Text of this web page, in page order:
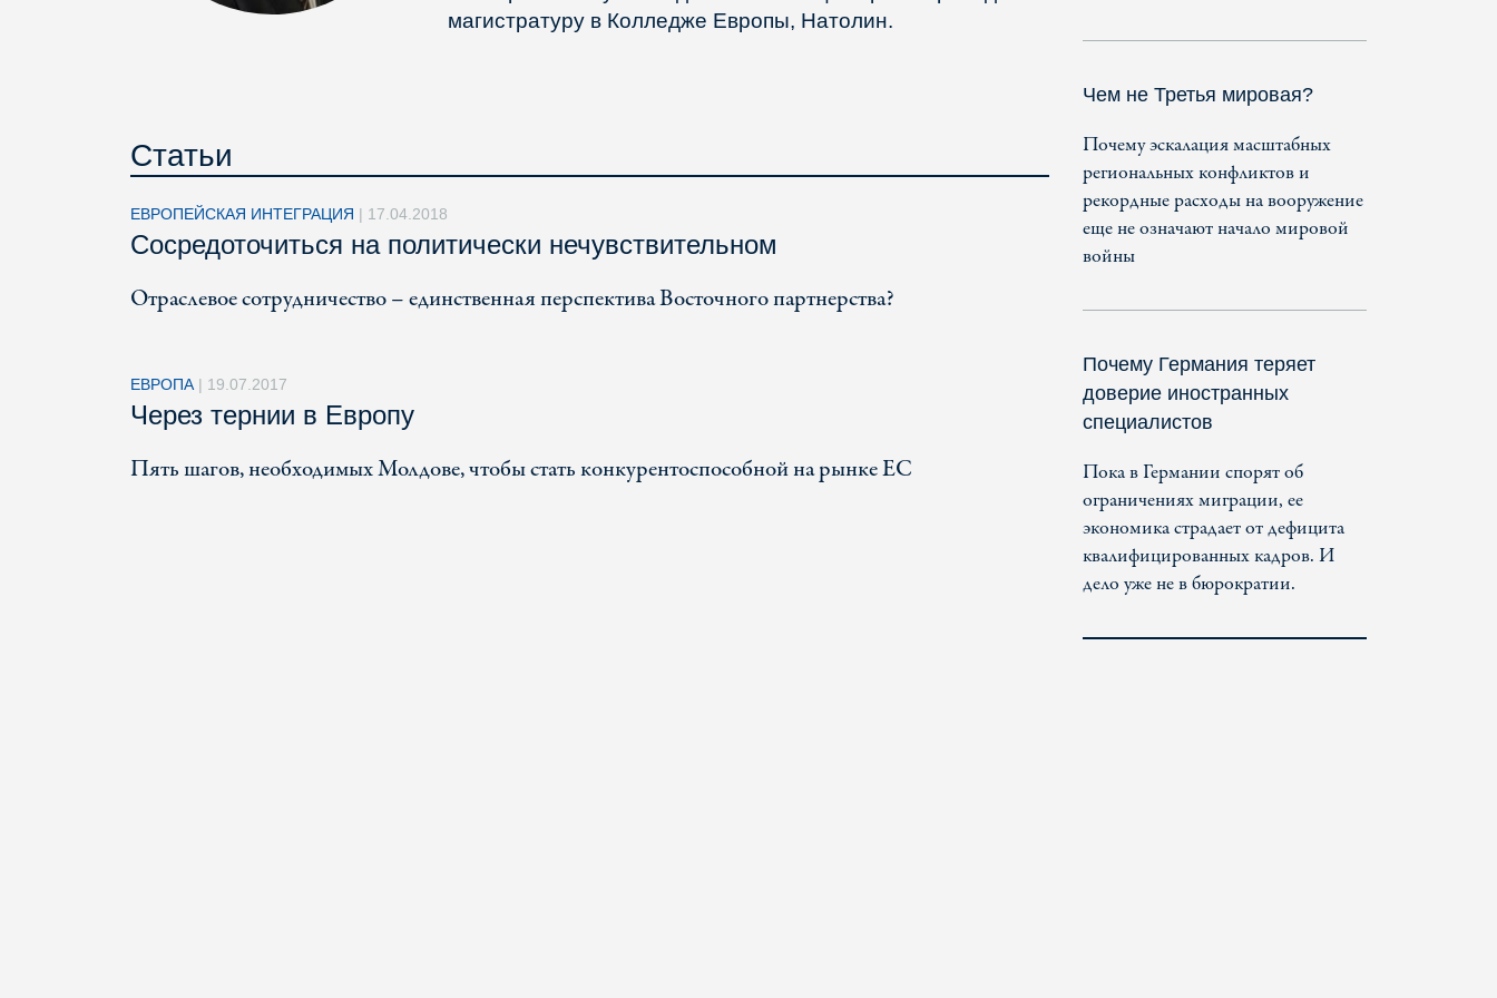
магистратуру в Колледже Европы, Натолин.
Статьи
ЕВРОПЕЙСКАЯ ИНТЕГРАЦИЯ | 17.04.2018
Сосредоточиться на политически нечувствительном
Отраслевое сотрудничество – единственная перспектива Восточного партнерства?
ЕВРОПА | 19.07.2017
Через тернии в Европу
Пять шагов, необходимых Молдове, чтобы стать конкурентоспособной на рынке ЕС
Чем не Третья мировая?
Почему эскалация масштабных
региональных конфликтов и
рекордные расходы на вооружение
еще не означают начало мировой
войны
Почему Германия теряет
доверие иностранных
специалистов
Пока в Германии спорят об
ограничениях миграции, ее
экономика страдает от дефицита
квалифицированных кадров. И
дело уже не в бюрократии.